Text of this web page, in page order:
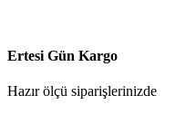
Ertesi Gün Kargo
Hazır ölçü siparişlerinizde